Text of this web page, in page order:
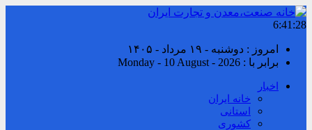
6:41:29
امروز : دوشنبه - ۱۹ مرداد - ۱۴۰۵
برابر با : Monday - 10 August - 2026
اخبار
خانه ایران
استانی
کشوری